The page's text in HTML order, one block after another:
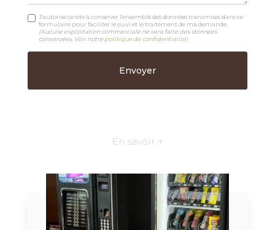
J'autorise ce site à conserver l'ensemble des données transmises dans ce
formulaire pour faciliter le suivi et le traitement de ma demande.
(Aucune exploitation commerciale ne sera faite des données
conservées. Voir notre politique de confidentialité)
En savoir +